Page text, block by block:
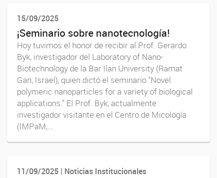
15/09/2025
¡Seminario sobre nanotecnología!
Hoy tuvimos el honor de recibir al Prof. Gerardo
Byk, investigador del Laboratory of Nano-
Biotechnology de la Bar Ilan University (Ramat
Gan, Israel), quien dictó el seminario "Novel
polymeric nanoparticles for a variety of biological
applications." El Prof. Byk, actualmente
investigador visitante en el Centro de Micología
(IMPaM,...
11/09/2025 | Noticias Institucionales